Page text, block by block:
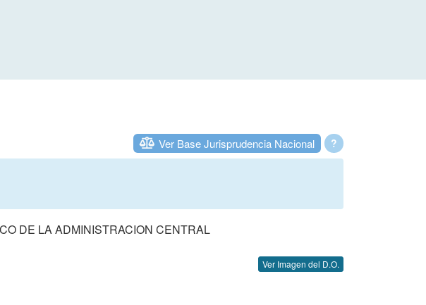
?
Ver Base Jurisprudencia Nacional
DE LA ADMINISTRACION CENTRAL
Ver Imagen del D.O.